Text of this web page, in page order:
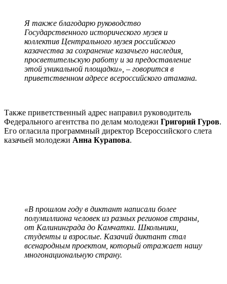
Я также благодарю руководство
Государственного исторического музея и
коллектив Центрального музея российского
казачества за сохранение казачьего наследия,
просветительскую работу и за предоставление
этой уникальной площадки», – говорится в
приветственном адресе всероссийского атамана.
Также приветственный адрес направил руководитель
Федерального агентства по делам молодежи Григорий Гуров.
Его огласила программный директор Всероссийского слета
казачьей молодежи Анна Курапова.
«В прошлом году в диктант написали более
полумиллиона человек из разных регионов страны,
от Калининграда до Камчатки. Школьники,
студенты и взрослые. Казачий диктант стал
всенародным проектом, который отражает нашу
многонациональную страну.